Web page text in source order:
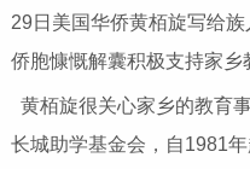
29日美国华侨黄栢旋写给
侨胞慷慨解囊积极支持家乡
黄栢旋很关心家乡的教育
长城助学基金会，自1981